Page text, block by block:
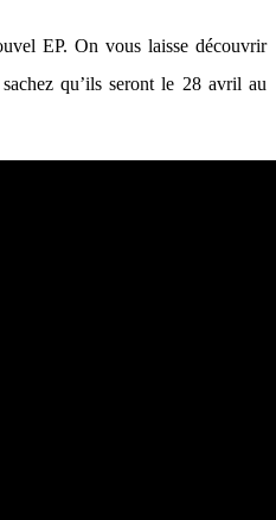
EP. On vous laisse découvrir
qu’ils seront le 28 avril au